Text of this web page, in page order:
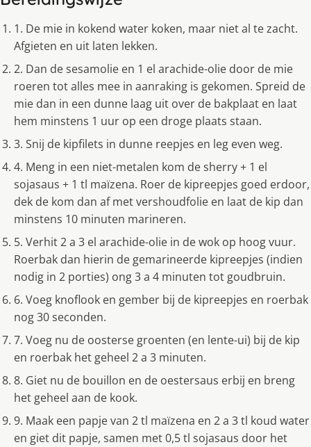
1. De mie in kokend water koken, maar niet al te zacht.
Afgieten en uit laten lekken.
2. Dan de sesamolie en 1 el arachide-olie door de mie
roeren tot alles mee in aanraking is gekomen. Spreid de
mie dan in een dunne laag uit over de bakplaat en laat
hem minstens 1 uur op een droge plaats staan.
3. Snij de kipfilets in dunne reepjes en leg even weg.
4. Meng in een niet-metalen kom de sherry + 1 el
sojasaus + 1 tl maïzena. Roer de kipreepjes goed erdoor,
dek de kom dan af met vershoudfolie en laat de kip dan
minstens 10 minuten marineren.
5. Verhit 2 a 3 el arachide-olie in de wok op hoog vuur.
Roerbak dan hierin de gemarineerde kipreepjes (indien
nodig in 2 porties) ong 3 a 4 minuten tot goudbruin.
6. Voeg knoflook en gember bij de kipreepjes en roerbak
nog 30 seconden.
7. Voeg nu de oosterse groenten (en lente-ui) bij de kip
en roerbak het geheel 2 a 3 minuten.
8. Giet nu de bouillon en de oestersaus erbij en breng
het geheel aan de kook.
9. Maak een papje van 2 tl maïzena en 2 a 3 tl koud water
en giet dit papje, samen met 0,5 tl sojasaus door het